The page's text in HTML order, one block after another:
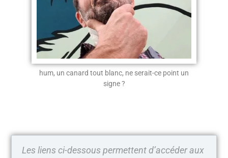
hum, un canard tout blanc, ne serait-ce point un
signe ?
Les liens ci-dessous permettent d’accéder aux